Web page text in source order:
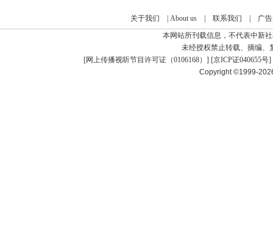
关于我们 About us| 联系我们
广
本网站所刊载信息，不代表中新
未经授权禁止转载、摘编、
[网上传播视听节目许可证（0106168） ] [京ICP证040655号]
Copyright ©1999-